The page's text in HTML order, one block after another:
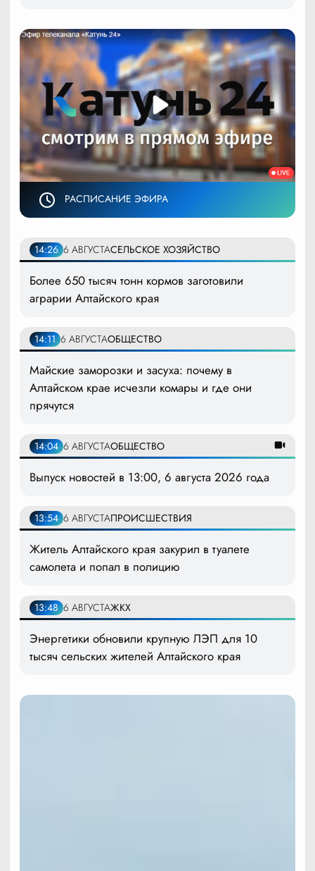
РАСПИСАНИЕ ЭФИРА
14:26 6 АВГУСТАСЕЛЬСКОЕ ХОЗЯЙСТВО
Более 650 тысяч тонн кормов заготовили
аграрии Алтайского края
14:11 6 АВГУСТАОБЩЕСТВО
Майские заморозки и засуха: почему в
Алтайском крае исчезли комары и где они
прячутся
14:04 6 АВГУСТАОБЩЕСТВО
Выпуск новостей в 13:00, 6 августа 2026 года
13:54 6 АВГУСТАПРОИСШЕСТВИЯ
Житель Алтайского края закурил в туалете
самолета и попал в полицию
13:48 6 АВГУСТАЖКХ
Энергетики обновили крупную ЛЭП для 10
тысяч сельских жителей Алтайского края